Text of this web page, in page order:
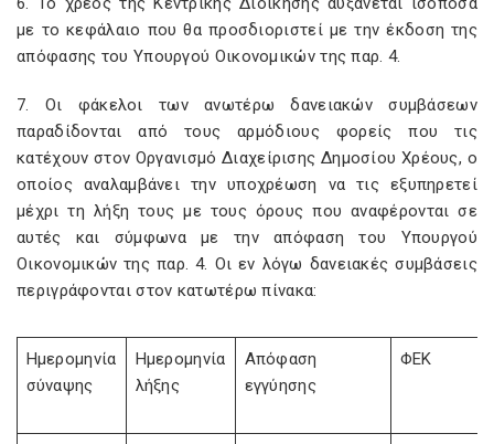
με το κεφάλαιο που θα προσδιοριστεί με την έκδοση της
απόφασης του Υπουργού Οικονομικών της παρ. 4.
7. Οι φάκελοι των ανωτέρω δανειακών συμβάσεων
παραδίδονται από τους αρμόδιους φορείς που τις
κατέχουν στον Οργανισμό Διαχείρισης Δημοσίου Χρέους, ο
οποίος αναλαμβάνει την υποχρέωση να τις εξυπηρετεί
μέχρι τη λήξη τους με τους όρους που αναφέρονται σε
αυτές και σύμφωνα με την απόφαση του Υπουργού
Οικονομικών της παρ. 4. Οι εν λόγω δανειακές συμβάσεις
περιγράφονται στον κατωτέρω πίνακα:
Ημερομηνία
σύναψης
Ημερομηνία
λήξης
Απόφαση
εγγύησης
ΦΕΚ